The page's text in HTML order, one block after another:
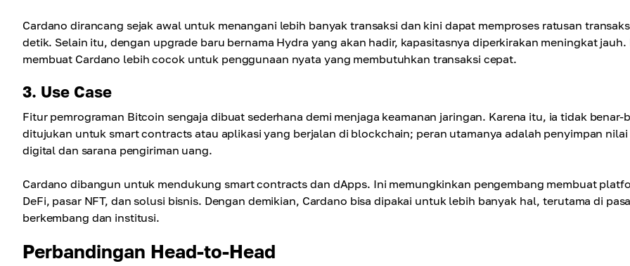
Cardano dirancang sejak awal untuk menangani lebih banyak transaksi dan kini dapat memproses ratusan
detik. Selain itu, dengan upgrade baru bernama Hydra yang akan hadir, kapasitasnya diperkirakan meningkat jauh.
membuat Cardano lebih cocok untuk penggunaan nyata yang membutuhkan transaksi cepat.
3. Use Case
Fitur pemrograman Bitcoin sengaja dibuat sederhana demi menjaga keamanan jaringan. Karena itu, ia tidak benar-
ditujukan untuk smart contracts atau aplikasi yang berjalan di blockchain; peran utamanya adalah penyimpan nilai
digital dan sarana pengiriman uang.
Cardano dibangun untuk mendukung smart contracts dan dApps. Ini memungkinkan pengembang membuat
DeFi, pasar NFT, dan solusi bisnis. Dengan demikian, Cardano bisa dipakai untuk lebih banyak hal, terutama di
berkembang dan institusi.
Perbandingan Head-to-Head